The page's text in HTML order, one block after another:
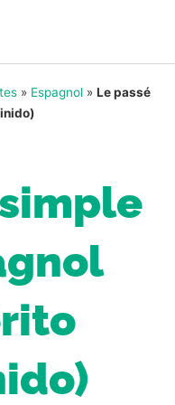
» Espagnol » Le passé